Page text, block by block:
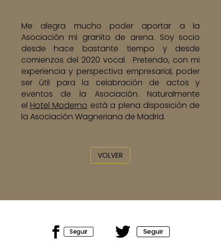
Me alegra mucho poder aportar a la
Asociación mi granito de arena. Soy socio
desde hace bastante tiempo y desde
comienzos del 2020 vocal. Pretendo, con mi
experiencia y perspectiva empresarial, poder
ser útil para la celabración de actos y
eventos de la Asociación. Naturalmente
el Hotel Moderno está a plena disposición de
la Asociación Wagneriana de Madrid.
VOLVER
Seguir Seguir